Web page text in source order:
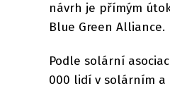
návrh je přímým
Blue Green Alliance.
Podle solární
000 lidí v solárním a